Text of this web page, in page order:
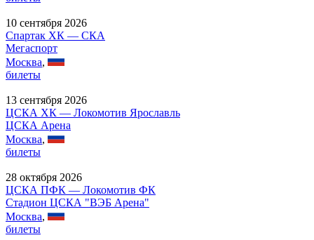
10 сентября 2026
Спартак ХК — СКА
Мегаспорт
Москва,
билеты
13 сентября 2026
ЦСКА ХК — Локомотив Ярославль
ЦСКА Арена
Москва,
билеты
28 октября 2026
ЦСКА ПФК — Локомотив ФК
Стадион ЦСКА "ВЭБ Арена"
Москва,
билеты